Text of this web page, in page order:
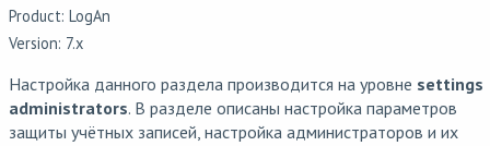
Product: LogAn
Version: 7.x
Настройка данного раздела производится на уровне settings
administrators. В разделе описаны настройка параметров
защиты учётных записей, настройка администраторов и их